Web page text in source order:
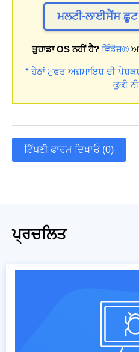
ਮਲਟੀ-ਲਾਈਸੈਂਸ ਛੂਟ
ਤੁਹਾਡਾ OS ਨਹੀਂ ਹੈ? ਵਿੰਡੋਜ਼®
* ਹੇਠਾਂ ਮੁਫਤ ਅਜ਼ਮਾਇਸ਼ ਦੀ
ਕੂਕੀ
ਟਿੱਪਣੀ ਫਾਰਮ ਦਿਖਾਓ (0)
ਪ੍ਰਚਲਿਤ